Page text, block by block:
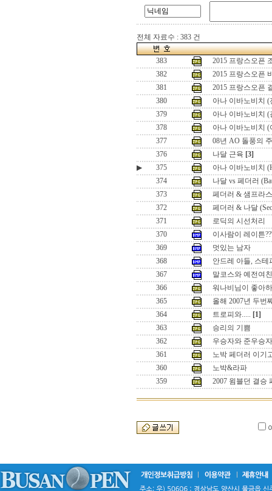
전체 자료수 : 383 건
383
2015 프랑스오픈
382
2015 프랑스오픈
381
2015 프랑스오픈
380
아나 이바노비치 (
379
아나 이바노비치
378
아나 이바노비치 (
377
08년 AO 돌풍의
376
나달 근육 [3]
▶
375
아나 이바노비치
374
나달 vs 페더러
373
페더러 & 샘프라
372
페더러 & 나달
371
로딕의 시선처리
370
이사람이 레이튼
369
멋있는 남자
368
안드레 아들, 스테
367
말코스와 예전여친
366
워나비님이 좋아
365
올해 2007년 두번
364
트로피와..... [1]
363
승리의 기쁨
362
우승자와 준우승자
361
노박 페더러 이기
360
노박&라파
359
2007 윔블던 결승